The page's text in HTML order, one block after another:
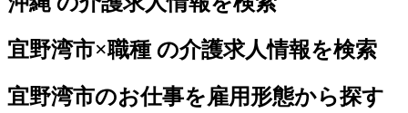
宜野湾市×職種 の介護求人情報を検索
宜野湾市のお仕事を雇用形態から探す